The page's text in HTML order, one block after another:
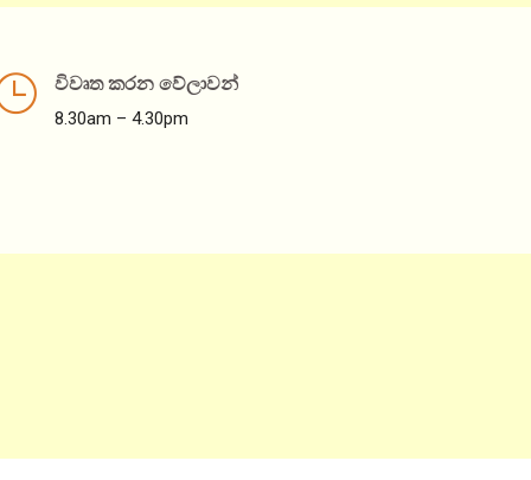
November 30, 2023
විවෘත කරන වේලාවන්
8.30am – 4.30pm